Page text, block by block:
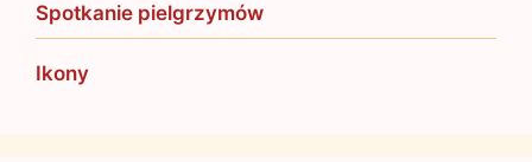
Spotkanie pielgrzymów
Ikony